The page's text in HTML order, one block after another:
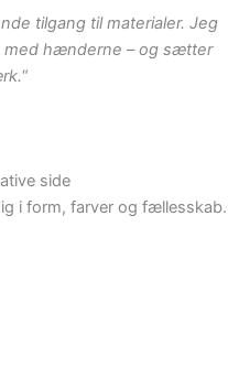
tilgang til materialer. Jeg
med hænderne – og sætter
“
side
i form, farver og fællesskab.